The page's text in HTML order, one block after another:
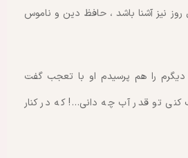
نیز آشنا باشد ، حافظ دین و ناموس
را هم پرسیدم او با تعجب گفت
کنی تو قدر آب چه دانی…! که در کنار